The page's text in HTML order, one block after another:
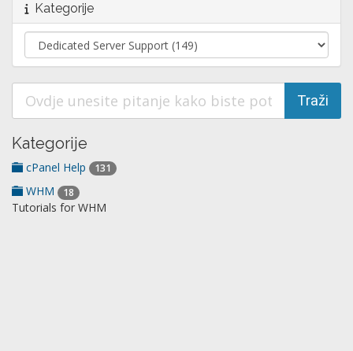
Kategorije
Kategorije
cPanel Help 131
WHM 18
Tutorials for WHM